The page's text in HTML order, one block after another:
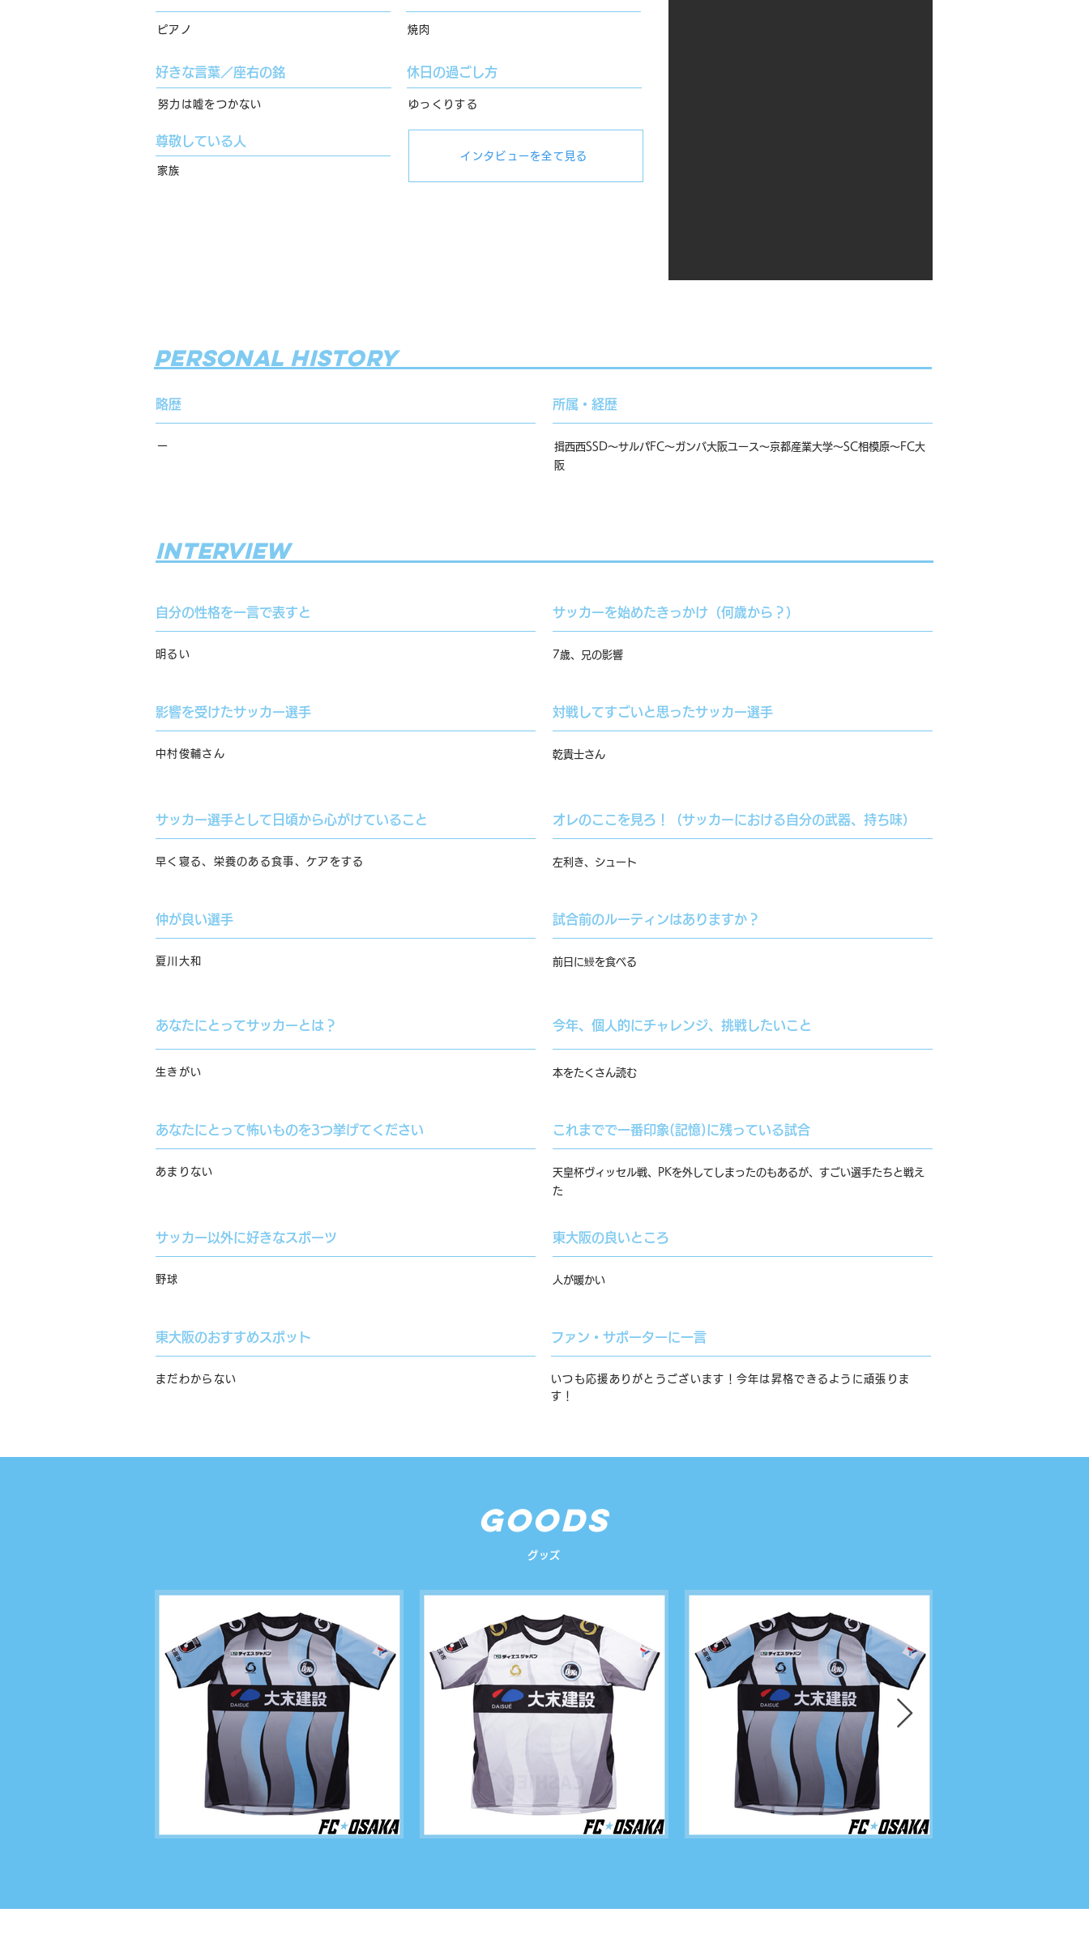
インタビューを全て見る
ピアノ 焼肉
好きな言葉／座右の銘
努力は嘘をつかない
休日の過ごし方
ゆっくりする
尊敬している人
家族
personal history
略歴
ー
所属・経歴
揖西西SSD～サルパFC～ガンバ大阪ユース～京都産業大学～SC相模原～FC大
阪
Interview
自分の性格を一言で表すと
明るい
影響を受けたサッカー選手
中村俊輔さん
サッカーを始めたきっかけ（何歳から？）
7歳、兄の影響
対戦してすごいと思ったサッカー選手
乾貴士さん
サッカー選手として日頃から心がけていること
早く寝る、栄養のある食事、ケアをする
仲が良い選手
夏川大和
オレのここを見ろ！（サッカーにおける自分の武器、持ち味）
左利き、シュート
試合前のルーティンはありますか？
前日に鰻を食べる
あなたにとってサッカーとは？
生きがい
あなたにとって怖いものを3つ挙げてください
あまりない
今年、個人的にチャレンジ、挑戦したいこと
本をたくさん読む
これまでで一番印象(記憶)に残っている試合
天皇杯ヴィッセル戦、PKを外してしまったのもあるが、すごい選手たちと戦え
た
サッカー以外に好きなスポーツ
野球
東大阪のおすすめスポット
まだわからない
東大阪の良いところ
人が暖かい
ファン・サポーターに一言
いつも応援ありがとうございます！今年は昇格できるように頑張りま
す！
GOODS
グッズ